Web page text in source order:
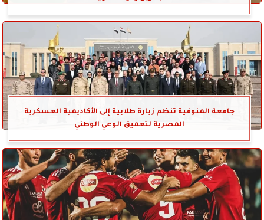
جامعة المنوفية تنظم زيارة طلابية إلى الأكاديمية العسكرية
المصرية لتعميق الوعي الوطني